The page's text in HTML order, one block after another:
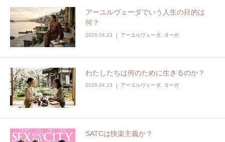
アーユルヴェーダでいう人生の目的は
何？
2026.04.13 アーユルヴェーダ ヨーガ
わたしたちは何のために生きるのか？
2026.04.13 アーユルヴェーダ ヨーガ
SATCは快楽主義か？